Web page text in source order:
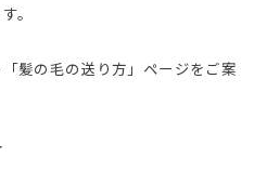
。
髪の毛の送り方」ページをご案